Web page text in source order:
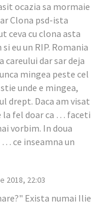
ocazia sa mormaie
Clona psd-ista
ceva cu clona asta
eu un RIP. Romania
careului dar sar deja
mingea peste cel
unde e mingea,
drept. Daca am visat
la fel doar ca … faceti
vorbim. In doua
… ce inseamna un
2018, 22:03
Exista numai Ilie